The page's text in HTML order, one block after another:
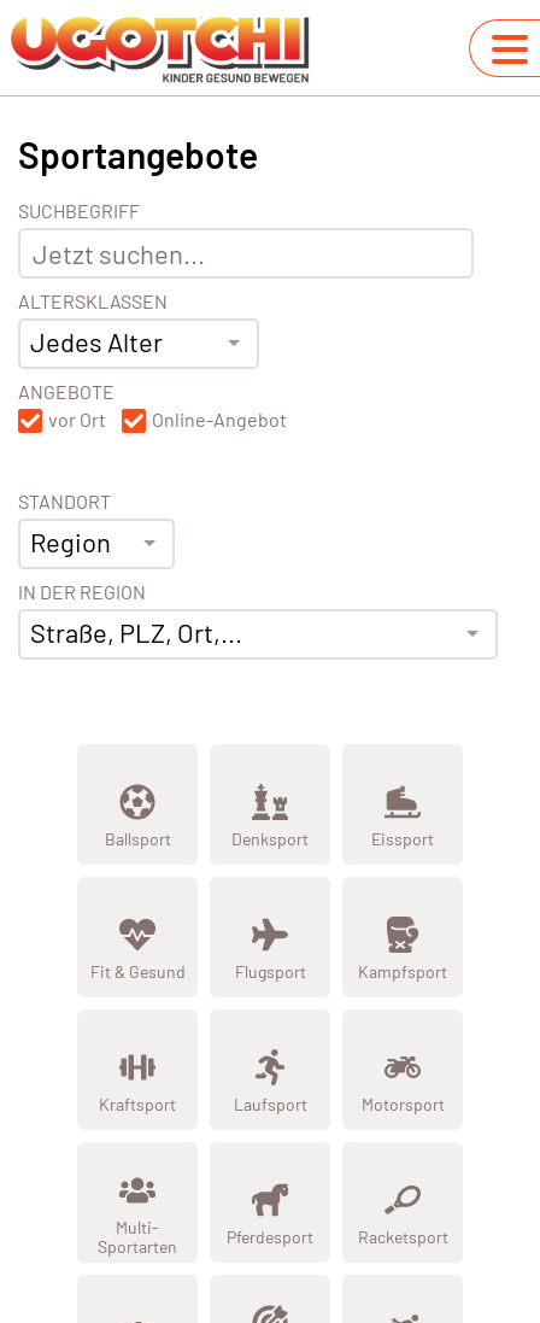
Sportangebote
SUCHBEGRIFF
ALTERSKLASSEN
Jedes Alter
ANGEBOTE
vor Ort
Online-Angebot
STANDORT
Region
IN DER REGION
Straße, PLZ, Ort,...
Ballsport Denksport Eissport
Fit & Gesund Flugsport Kampfsport
Kraftsport Laufsport Motorsport
Multi-
Sportarten
Pferdesport Racketsport